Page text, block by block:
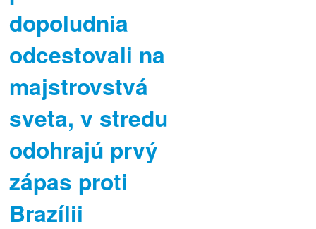
dopoludnia
odcestovali na
majstrovstvá
sveta, v stredu
odohrajú prvý
zápas proti
Brazílii